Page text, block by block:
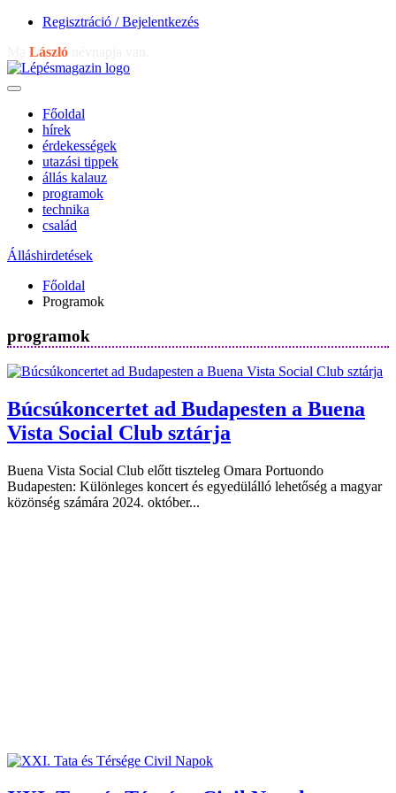
Regisztráció / Bejelentkezés
László
Főoldal
hírek
érdekességek
utazási tippek
állás kalauz
programok
technika
család
Álláshirdetések
Főoldal
Programok
programok
Búcsúkoncertet ad Budapesten a Buena
Vista Social Club sztárja
Buena Vista Social Club előtt tiszteleg Omara Portuondo
Budapesten: Különleges koncert és egyedülálló lehetőség a magyar
közönség számára 2024. október...